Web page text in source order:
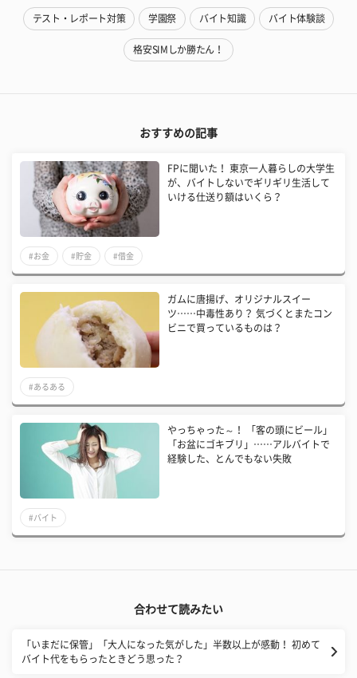
テスト・レポート対策 学園祭 バイト知識 バイト体験談
格安SIMしか勝たん！
おすすめの記事
FPに聞いた！ 東京一人暮らしの大学生
が、バイトしないでギリギリ生活して
いける仕送り額はいくら？
#お金 #貯金 #借金
ガムに唐揚げ、オリジナルスイー
ツ……中毒性あり？ 気づくとまたコン
ビニで買っているものは？
#あるある
やっちゃった～！ 「客の頭にビール」
「お盆にゴキブリ」……アルバイトで
経験した、とんでもない失敗
#バイト
合わせて読みたい
「いまだに保管」「大人になった気がした」半数以上が感動！ 初めて
バイト代をもらったときどう思った？